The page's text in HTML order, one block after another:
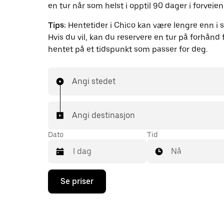
en tur når som helst i opptil 90 dager i
Tips: Hentetider i Chico kan være lengre enn i
Hvis du vil, kan du reservere en tur på forhånd
hentet på et tidspunkt som passer for deg.
Angi stedet
Angi destinasjon
Dato
Trykk
piltast
Tid
Nå
Se priser